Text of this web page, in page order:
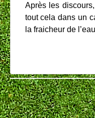
Après les
tout cela dans un
la fraicheur de l’eau